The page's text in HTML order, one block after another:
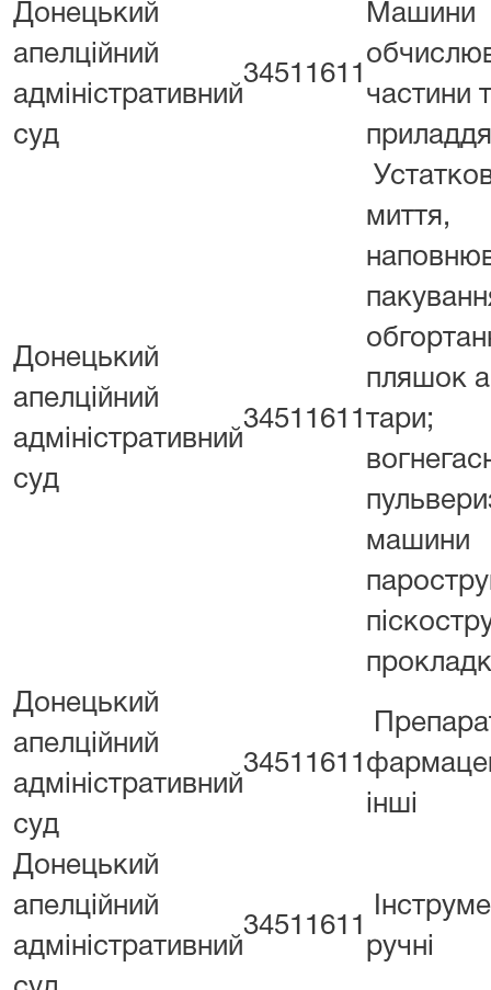
Донецький
апелційний
адміністративний
суд
34511611
Машини
частини
Донецький
апелційний
адміністративний
суд
34511611
миття,
пляшок
тари;
машини
Донецький
апелційний
адміністративний
суд
34511611
інші
Донецький
апелційний
адміністративний
34511611
ручні